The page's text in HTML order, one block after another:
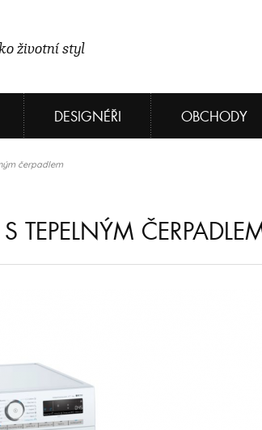
životní styl
DESIGNÉŘI OBCHODY
čerpadlem
TEPELNÝM